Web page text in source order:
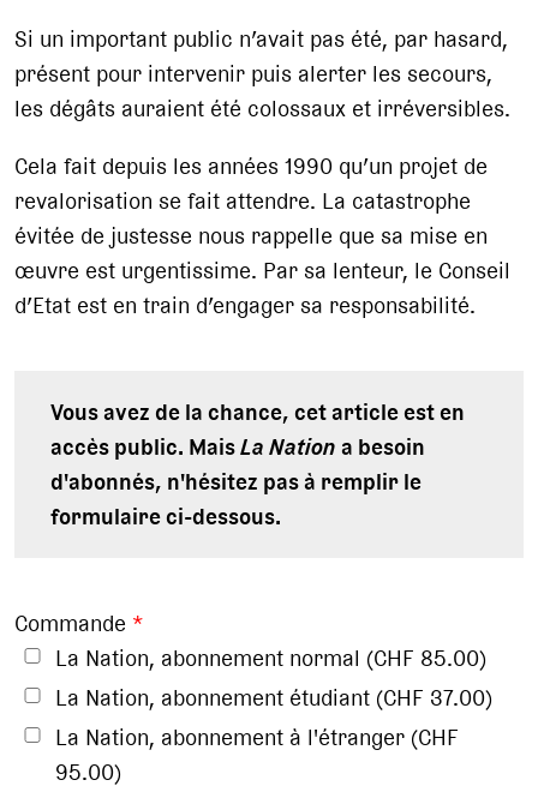
Si un important public n’avait pas été, par hasard,
présent pour intervenir puis alerter les secours,
les dégâts auraient été colossaux et irréversibles.
Cela fait depuis les années 1990 qu’un projet de
revalorisation se fait attendre. La catastrophe
évitée de justesse nous rappelle que sa mise en
œuvre est urgentissime. Par sa lenteur, le Conseil
d’Etat est en train d’engager sa responsabilité.
Vous avez de la chance, cet article est en
accès public. MaisLa Nationa besoin
d'abonnés, n'hésitez pas à remplir le
formulaire ci-dessous.
Commande *
La Nation, abonnement normal (CHF 85.00)
La Nation, abonnement étudiant (CHF 37.00)
La Nation, abonnement à l'étranger (CHF
95.00)